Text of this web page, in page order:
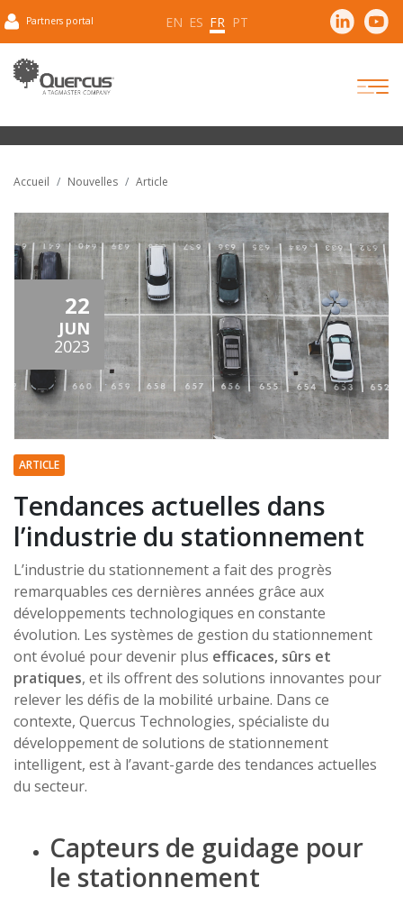
Partners portal EN ES FR PT
Accueil Nouvelles Article
22
JUN
2023
ARTICLE
Tendances actuelles dans
l’industrie du stationnement
L’industrie du stationnement a fait des progrès
remarquables ces dernières années grâce aux
développements technologiques en constante
évolution. Les systèmes de gestion du stationnement
ont évolué pour devenir plus efficaces, sûrs et
pratiques, et ils offrent des solutions innovantes pour
relever les défis de la mobilité urbaine. Dans ce
contexte, Quercus Technologies, spécialiste du
développement de solutions de stationnement
intelligent, est à l’avant-garde des tendances actuelles
du secteur.
Capteurs de guidage pour
le stationnement